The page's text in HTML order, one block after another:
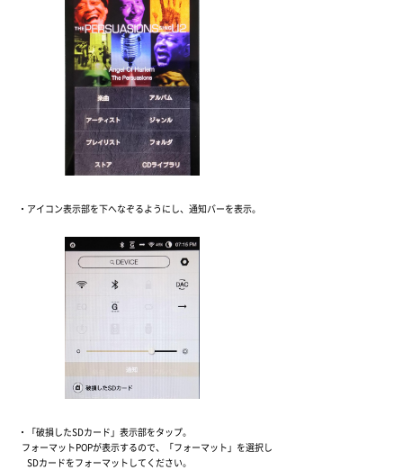
・アイコン表示部を下へなぞるようにし、通知バーを表示。
・「破損したSDカード」表示部をタップ。
フォーマットPOPが表示するので、「フォーマット」を選択し
SDカードをフォーマットしてください。